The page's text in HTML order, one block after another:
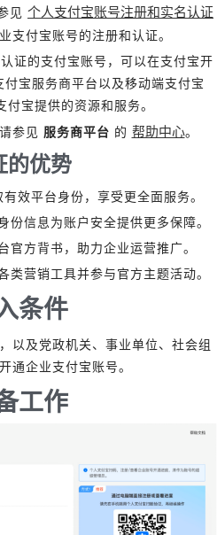
见 个人支付宝账号注册和实名认证
支付宝账号的注册和认证。
证的支付宝账号，可以在支付宝开
宝服务商平台以及移动端支付宝
付宝提供的资源和服务。
参见 服务商平台 的 帮助中心。
的优势
效平台身份，享受更全面服务。
份信息为账户安全提供更多保障。
官方背书，助力企业运营推广。
类营销工具并参与官方主题活动。
条件
以及党政机关、事业单位、社会组
通企业支付宝账号。
工作